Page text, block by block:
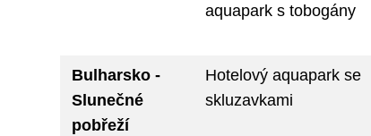
aquapark s tobogány
Bulharsko -
Slunečné
pobřeží
Hotelový aquapark se
skluzavkami